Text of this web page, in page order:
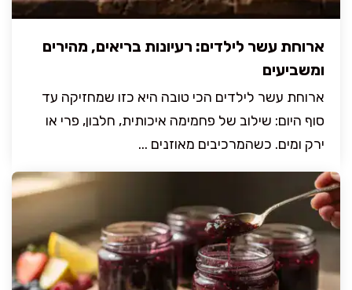
ארוחת עשר לילדים: רעיונות בריאים, מהירים
ומשביעים
ארוחת עשר לילדים הכי טובה היא כזו שמחזיקה עד
סוף היום: שילוב של פחמימה איכותית, חלבון, פרי או
ירק ומים. כשהמרכיבים מאוזנים ...